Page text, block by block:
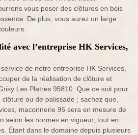
vous poser des clôtures en bois
De plus, vous aurez un large
avec l’entreprise HK Services,
de notre entreprise HK Services,
de la réalisation de clôture et
Les Platres 95810. Que ce soit pour
ou de palissade ; sachez que,
maconnerie 95 sera en mesure de
selon les normes en vigueur, tout en
Étant dans le domaine depuis plusieurs